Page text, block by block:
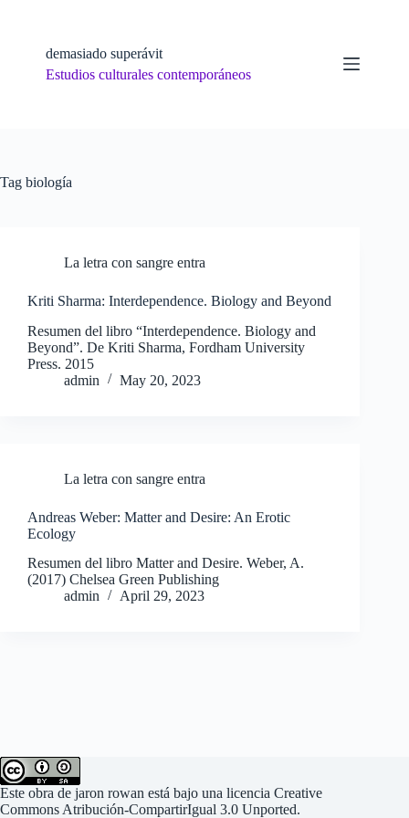
demasiado superávit
Estudios culturales contemporáneos
Tag biología
La letra con sangre entra
Kriti Sharma: Interdependence. Biology and Beyond
Resumen del libro “Interdependence. Biology and
Beyond”. De Kriti Sharma, Fordham University
Press. 2015
admin
May 20, 2023
La letra con sangre entra
Andreas Weber: Matter and Desire: An Erotic
Ecology
Resumen del libro Matter and Desire. Weber, A.
(2017) Chelsea Green Publishing
admin
April 29, 2023
Este obra de jaron rowan está bajo una licencia Creative
Commons Atribución-CompartirIgual 3.0 Unported.